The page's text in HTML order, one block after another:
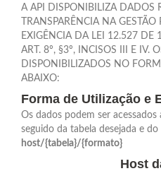
A API DISPONIBILIZA DADOS
TRANSPARÊNCIA NA
EXIGÊNCIA DA LEI 12.527 DE
ART. 8º, §3º, INCISOS III E IV.
DISPONIBILIZADOS NO
ABAIXO:
Forma de Utilização e
Os dados podem ser
seguido da tabela desejada e
host/{tabela}/{formato}
Host